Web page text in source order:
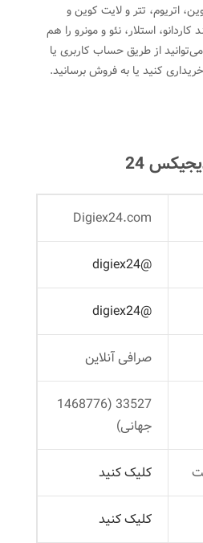
اتریوم، تتر و لایت کوین و
استلار، نئو و مونرو را هم
از طریق حساب کاربری یا
کنید یا به فروش برسانید.
24
Digiex24.com
@digiex24
@digiex24
صرافی آنلاین
33527 (1468776
جهانی)
کلیک کنید
کلیک کنید